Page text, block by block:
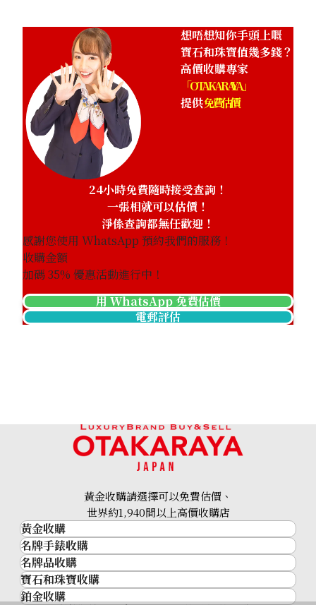
Pt･Pm900 Star Sapphire Diamond Ring 12.05ct
參考回收價
HKD 17,475.03
想唔想知你手頭上嘅
寶石和珠寶值幾多錢？
高價收購專家
「OTAKARAYA」
提供免費估價
24小時免費隨時接受查詢！
一張相就可以估價！
淨係查詢都無任歡迎！
感謝您使用 WhatsApp 預約我們的服務！
收購金額
加碼35% 優惠活動進行中！
用 WhatsApp 免費估價
電郵評估
黃金收購請選擇可以免費估價、
世界約1,940間以上高價收購店
黃金收購
黃金･金條
金條
金幣及銀幣
過去十年黃金價格
名牌手錶收購
名牌手錶收購
勞力士 (Rolex)
Patek Philippe
名牌品收購
名牌品收購
HERMES
寶石和珠寶收購
寶石和珠寶
鉑金收購